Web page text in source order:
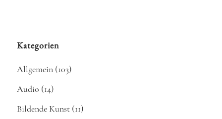
Kategorien
Allgemein (103)
Audio (14)
Bildende Kunst (11)